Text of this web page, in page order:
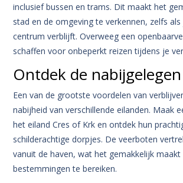
inclusief bussen en trams. Dit maakt het
stad en de omgeving te verkennen, zelfs
centrum verblijft. Overweeg een
schaffen voor onbeperkt reizen tijdens je
Ontdek de
Een van de grootste voordelen van
nabijheid van verschillende eilanden. Maak
het eiland Cres of Krk en ontdek hun
schilderachtige dorpjes. De veerboten
vanuit de haven, wat het gemakkelijk
bestemmingen te bereiken.